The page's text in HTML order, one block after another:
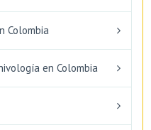
Colombia
en Colombia